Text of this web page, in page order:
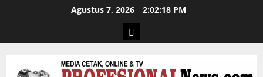
Agustus 7, 2026 2:02:19 PM